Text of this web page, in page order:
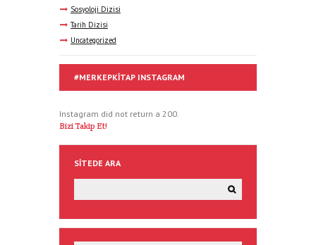
Sosyoloji Dizisi
Tarih Dizisi
Uncategorized
#MERKEPKITAP INSTAGRAM
Instagram did not return a 200.
Bizi Takip Et!
SITEDE ARA